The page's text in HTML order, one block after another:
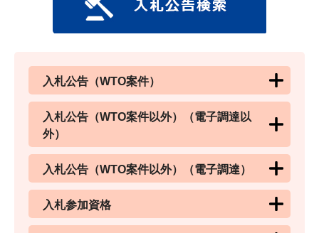
入札公告（WTO案件）
入札公告（WTO案件以外）（電子調達以
外）
入札公告（WTO案件以外）（電子調達）
入札参加資格